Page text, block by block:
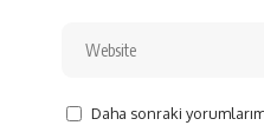
Daha sonraki